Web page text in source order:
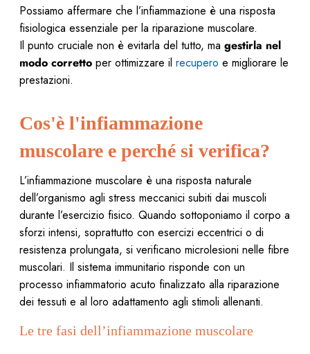
Possiamo affermare che l’infiammazione è una risposta
fisiologica essenziale per la riparazione muscolare.
Il punto cruciale non è evitarla del tutto, ma gestirla nel
modo corretto per ottimizzare il recupero e migliorare le
prestazioni.
Cos'è l'infiammazione
muscolare e perché si verifica?
L’infiammazione muscolare è una risposta naturale
dell’organismo agli stress meccanici subiti dai muscoli
durante l’esercizio fisico. Quando sottoponiamo il corpo a
sforzi intensi, soprattutto con esercizi eccentrici o di
resistenza prolungata, si verificano microlesioni nelle fibre
muscolari. Il sistema immunitario risponde con un
processo infiammatorio acuto finalizzato alla riparazione
dei tessuti e al loro adattamento agli stimoli allenanti.
Le tre fasi dell’infiammazione muscolare